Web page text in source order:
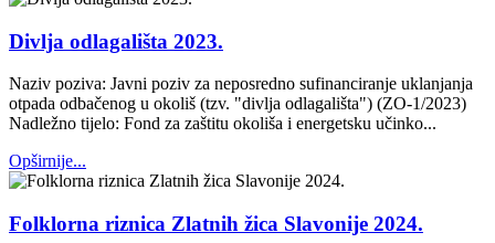
Divlja odlagališta 2023.
Naziv poziva: Javni poziv za neposredno sufinanciranje uklanjanja
otpada odbačenog u okoliš (tzv. "divlja odlagališta") (ZO-1/2023)
Nadležno tijelo: Fond za zaštitu okoliša i energetsku učinko...
Opširnije...
Folklorna riznica Zlatnih žica Slavonije 2024.